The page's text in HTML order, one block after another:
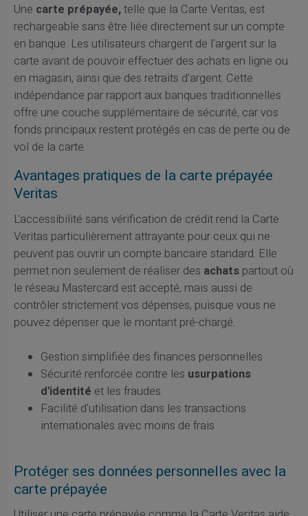
Une carte prépayée,telle que la Carte Veritas, est
rechargeable sans être liée directement sur un compte
en banque. Les utilisateurs chargent de l'argent sur la
carte avant de pouvoir effectuer des achats en ligne ou
en magasin, ainsi que des retraits d'argent. Cette
indépendance par rapport aux banques traditionnelles
offre une couche supplémentaire de sécurité, car vos
fonds principaux restent protégés en cas de perte ou de
vol de la carte.
Avantages pratiques de la carte prépayée
Veritas
L'accessibilité sans vérification de crédit rend la Carte
Veritas particulièrement attrayante pour ceux qui ne
peuvent pas ouvrir un compte bancaire standard. Elle
permet non seulement de réaliser des achatspartout où
le réseau Mastercard est accepté, mais aussi de
contrôler strictement vos dépenses, puisque vous ne
pouvez dépenser que le montant pré-chargé.
Gestion simplifiée des finances personnelles
Sécurité renforcée contre les usurpations
d'identité et les fraudes
Facilité d'utilisation dans les transactions
internationales avec moins de frais
Protéger ses données personnelles avec la
carte prépayée